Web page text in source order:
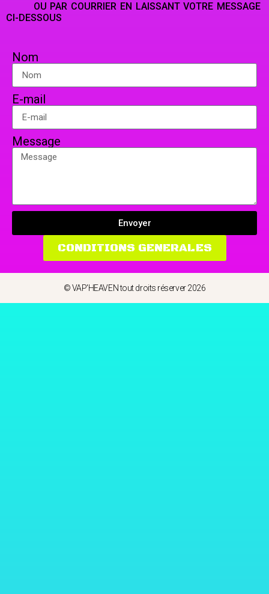
OU PAR COURRIER EN LAISSANT VOTRE MESSAGE
CI-DESSOUS
Nom
E-mail
Message
Envoyer
CONDITIONS GENERALES
© VAP'HEAVEN tout droits réserver 2026